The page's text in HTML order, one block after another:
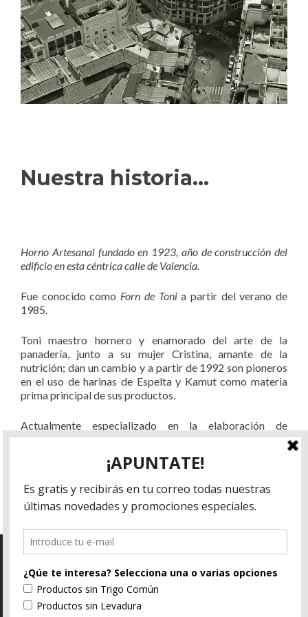
Nuestra historia...
Horno Artesanal fundado en 1923, año de construcción del
edificio en esta céntrica calle de Valencia.
Fue conocido como Forn de Tonia partir del verano de
1985.
Toni maestro hornero y enamorado del arte de la
panadería, junto a su mujer Cristina, amante de la
nutrición; dan un cambio y a partir de 1992 son pioneros
en el uso de harinas de Espelta y Kamut como materia
prima principal de sus productos.
Actualmente especializado en la elaboración de
productoCertificado100% Ecológico.
Con variedad de productos 0,0 gluten, especialidades
aptas para veganos y personas con alergias e
intolerancias. Regentado por el maestro artesanoLuis
Montoya
C/ Segorbe, 4 46004 Valencia